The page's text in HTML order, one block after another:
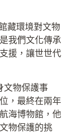
藏環境對文物
我們文化傳承
援，讓世世代
文物保護事
，最終在兩年
海博物館，他
物保護的挑